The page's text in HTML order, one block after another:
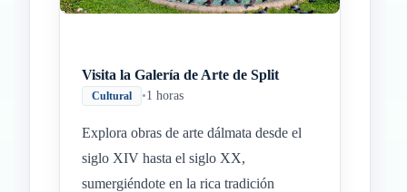
Visita la Galería de Arte de Split
Cultural •1 horas
Explora obras de arte dálmata desde el
siglo XIV hasta el siglo XX,
sumergiéndote en la rica tradición